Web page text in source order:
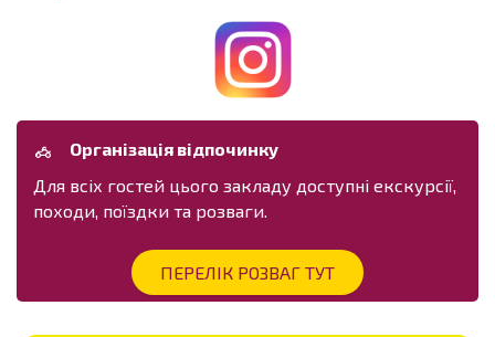
Організація відпочинку
Для всіх гостей цього закладу доступні екскурсії,
походи, поїздки та розваги.
ПЕРЕЛІК РОЗВАГ ТУТ